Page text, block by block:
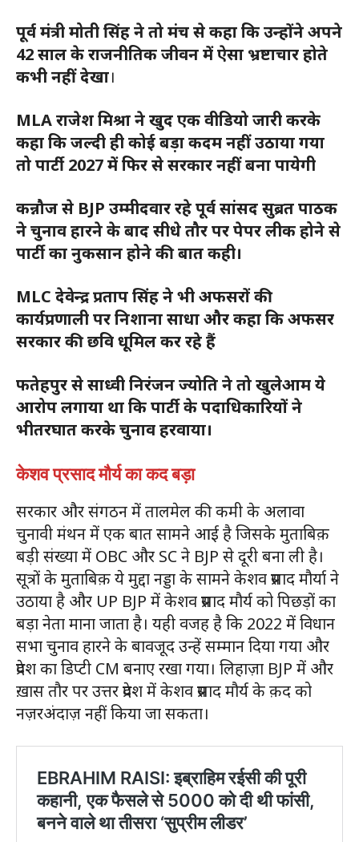
पूर्व मंत्री मोती सिंह ने तो मंच से कहा कि उन्होंने अपने
42 साल के राजनीतिक जीवन में ऐसा भ्रष्टाचार होते
कभी नहीं देखा।
MLA राजेश मिश्रा ने खुद एक वीडियो जारी करके
कहा कि जल्दी ही कोई बड़ा कदम नहीं उठाया गया
तो पार्टी 2027 में फिर से सरकार नहीं बना पायेगी
कन्नौज से BJP उम्मीदवार रहे पूर्व सांसद सुब्रत पाठक
ने चुनाव हारने के बाद सीधे तौर पर पेपर लीक होने से
पार्टी का नुकसान होने की बात कही।
MLC देवेन्द्र प्रताप सिंह ने भी अफसरों की
कार्यप्रणाली पर निशाना साधा और कहा कि अफसर
सरकार की छवि धूमिल कर रहे हैं
फतेहपुर से साध्वी निरंजन ज्योति ने तो खुलेआम ये
आरोप लगाया था कि पार्टी के पदाधिकारियों ने
भीतरघात करके चुनाव हरवाया।
केशव प्रसाद मौर्य का कद बड़ा
सरकार और संगठन में तालमेल की कमी के अलावा
चुनावी मंथन में एक बात सामने आई है जिसके मुताबिक़
बड़ी संख्या में OBC और SC ने BJP से दूरी बना ली है।
सूत्रों के मुताबिक़ ये मुद्दा नड्डा के सामने केशव प्रसाद मौर्या ने
उठाया है और UP BJP में केशव प्रसाद मौर्य को पिछड़ों का
बड़ा नेता माना जाता है। यही वजह है कि 2022 में विधान
सभा चुनाव हारने के बावजूद उन्हें सम्मान दिया गया और
प्रदेश का डिप्टी CM बनाए रखा गया। लिहाज़ा BJP में और
ख़ास तौर पर उत्तर प्रदेश में केशव प्रसाद मौर्य के क़द को
नज़रअंदाज़ नहीं किया जा सकता।